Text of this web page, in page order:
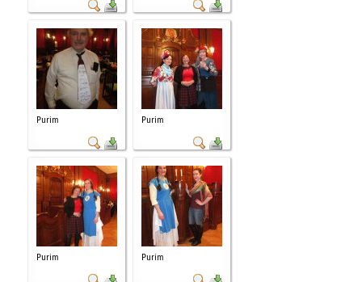
Purim Purim
Purim Purim